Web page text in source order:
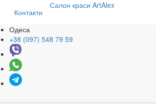
Контакти
Салон краси ArtAlex
Одеса
+38 (097) 548 79 59